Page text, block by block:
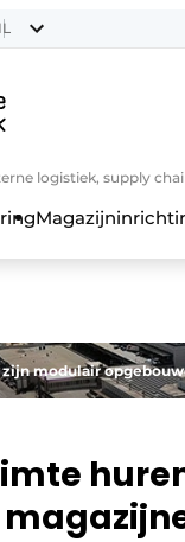
logistiek, supply
modulair